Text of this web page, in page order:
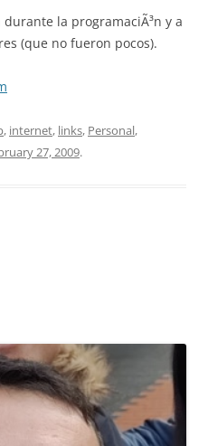
la programaciÃ³n y a
(que no fueron pocos).
, internet, links, Personal,
27, 2009.